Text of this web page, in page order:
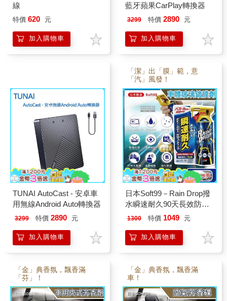
線
特價 620 元
加入購物車
藍牙蘋果CarPlay轉換器
3299 特價 2890 元
加入購物車
TUNAI AutoCast - 安卓車
用無線Android Auto轉換器
3299 特價 2890 元
加入購物車
「潔」出「膜」範，意
「汽」風發！
日本Soft99－Rain Drop撥
水瞬速耐久90天長效防污
車體玻璃鍍膜劑（W310）
1300 特價 1049 元
加入購物車
「金」典香氛，飄香滿
「芬」！
「金」典香氛，飄香滿
車！